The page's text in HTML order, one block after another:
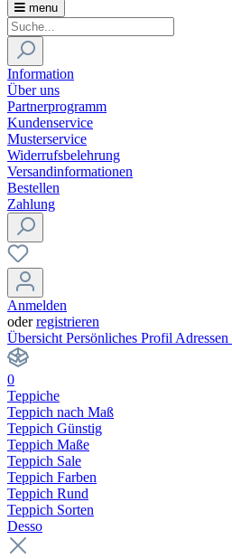
menu
Information
Über uns
Partnerprogramm
Kundenservice
Musterservice
Widerrufsbelehrung
Versandinformationen
Bestellen
Zahlung
Anmelden
oderregistrieren
Übersicht Persönliches Profil Adressen
0
Teppiche
Teppich nach Maß
Teppich Günstig
Teppich Maße
Teppich Sale
Teppich Farben
Teppich Rund
Teppich Sorten
Desso